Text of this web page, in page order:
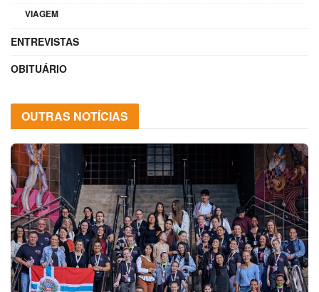
VIAGEM
ENTREVISTAS
OBITUÁRIO
OUTRAS NOTÍCIAS